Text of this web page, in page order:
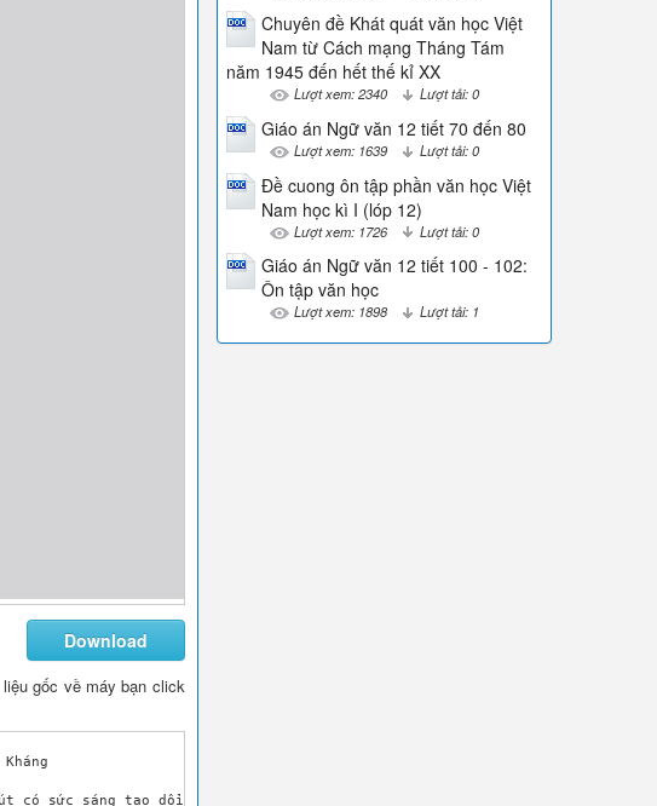
Download
gốc về máy bạn click
Chuyên đề Khát quát văn học Việt
Nam từ Cách mạng Tháng Tám
năm 1945 đến hết thế kỉ XX
Lượt xem: 2340 Lượt tải: 0
Giáo án Ngữ văn 12 tiết 70 đến 80
Lượt xem: 1639 Lượt tải: 0
Đề cuong ôn tập phần văn học Việt
Nam học kì I (lóp 12)
Lượt xem: 1726 Lượt tải: 0
Giáo án Ngữ văn 12 tiết 100 - 102:
Ôn tập văn học
Lượt xem: 1898 Lượt tải: 1